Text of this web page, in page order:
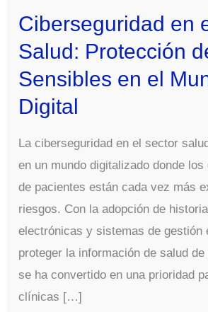
Ciberseguridad en
Salud: Protección
Sensibles en el
Digital
La ciberseguridad en el sector
en un mundo digitalizado donde
de pacientes están cada vez más
riesgos. Con la adopción de
electrónicas y sistemas de gestión
proteger la información de salud
se ha convertido en una prioridad
clínicas […]